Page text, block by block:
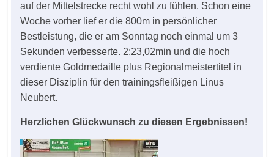
auf der Mittelstrecke recht wohl zu fühlen. Schon eine
Woche vorher lief er die 800m in persönlicher
Bestleistung, die er am Sonntag noch einmal um 3
Sekunden verbesserte. 2:23,02min und die hoch
verdiente Goldmedaille plus Regionalmeistertitel in
dieser Disziplin für den trainingsfleißigen Linus
Neubert.
Herzlichen Glückwunsch zu diesen Ergebnissen!